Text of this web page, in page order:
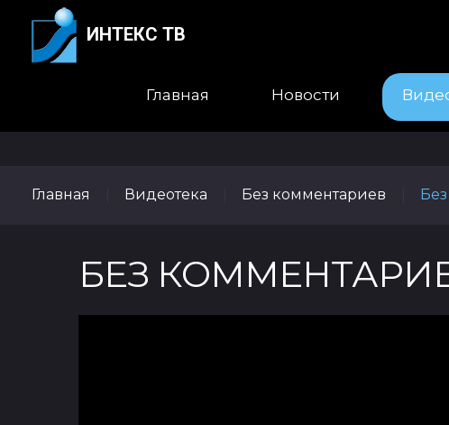
ИНТЕКС ТВ
Главная Новости
Главная Видеотека Без комментариев
БЕЗ